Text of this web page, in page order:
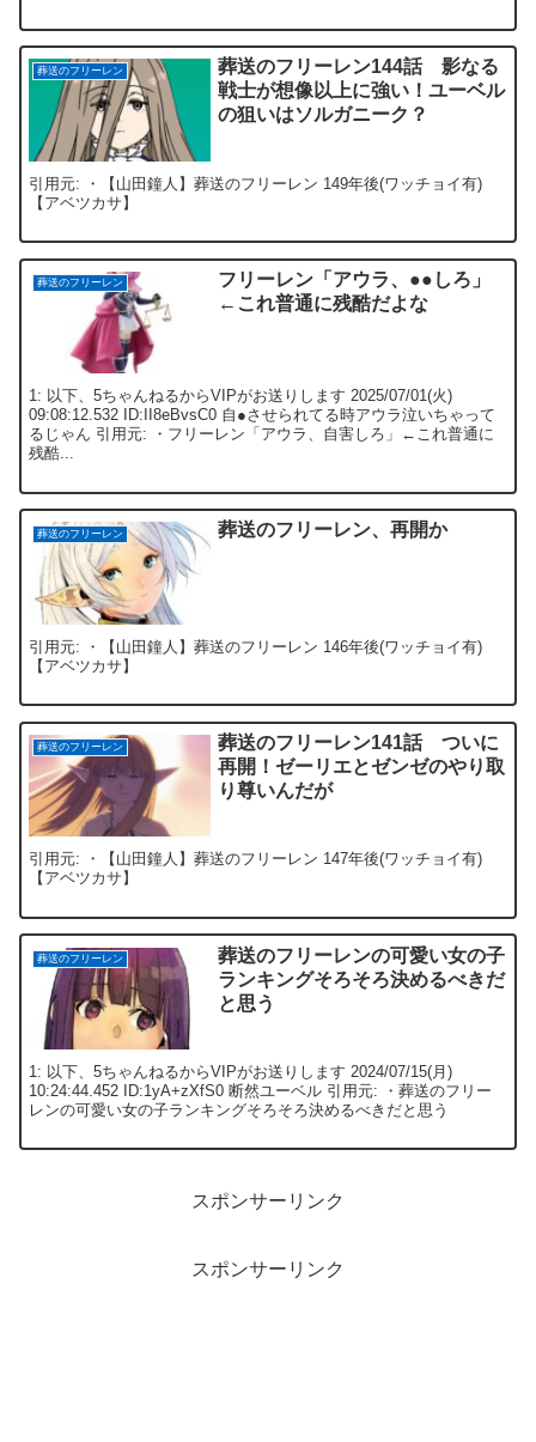
葬送のフリーレン
葬送のフリーレン144話 影なる
戦士が想像以上に強い！ユーベル
の狙いはソルガニーク？
引用元: ・【山田鐘人】葬送のフリーレン 149年後(ワッチョイ有)
【アベツカサ】
葬送のフリーレン
フリーレン「アウラ、●●しろ」
←これ普通に残酷だよな
1: 以下、5ちゃんねるからVIPがお送りします 2025/07/01(火)
09:08:12.532 ID:II8eBvsC0 自●させられてる時アウラ泣いちゃって
るじゃん 引用元: ・フリーレン「アウラ、自害しろ」←これ普通に
残酷...
葬送のフリーレン 葬送のフリーレン、再開か
引用元: ・【山田鐘人】葬送のフリーレン 146年後(ワッチョイ有)
【アベツカサ】
葬送のフリーレン
葬送のフリーレン141話 ついに
再開！ゼーリエとゼンゼのやり取
り尊いんだが
引用元: ・【山田鐘人】葬送のフリーレン 147年後(ワッチョイ有)
【アベツカサ】
葬送のフリーレン
葬送のフリーレンの可愛い女の子
ランキングそろそろ決めるべきだ
と思う
1: 以下、5ちゃんねるからVIPがお送りします 2024/07/15(月)
10:24:44.452 ID:1yA+zXfS0 断然ユーベル 引用元: ・葬送のフリー
レンの可愛い女の子ランキングそろそろ決めるべきだと思う
スポンサーリンク
スポンサーリンク